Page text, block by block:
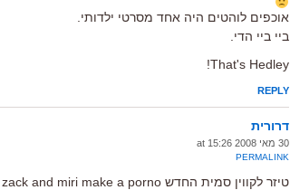
אוכפים לוהטים היה אחד מסרטי ילדותי.
ביי ביי הדי.
That's Hedley!
REPLY
דרורית
30 מאי 2008 at 15:26
PERMALINK
טיזר לקווין סמית החדש zack and miri make a porno